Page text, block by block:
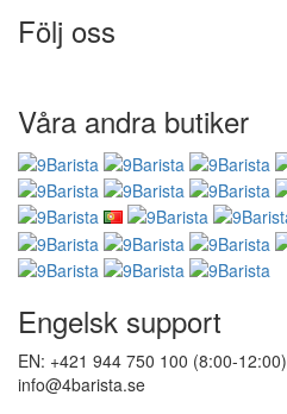
Följ oss
Våra andra butiker
Engelsk support
EN: +421 944 750 100 (8:00-12:00)
info@4barista.se